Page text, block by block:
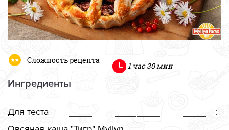
Сложность рецепта
1 час 30 мин
Ингредиенты
Для теста
: